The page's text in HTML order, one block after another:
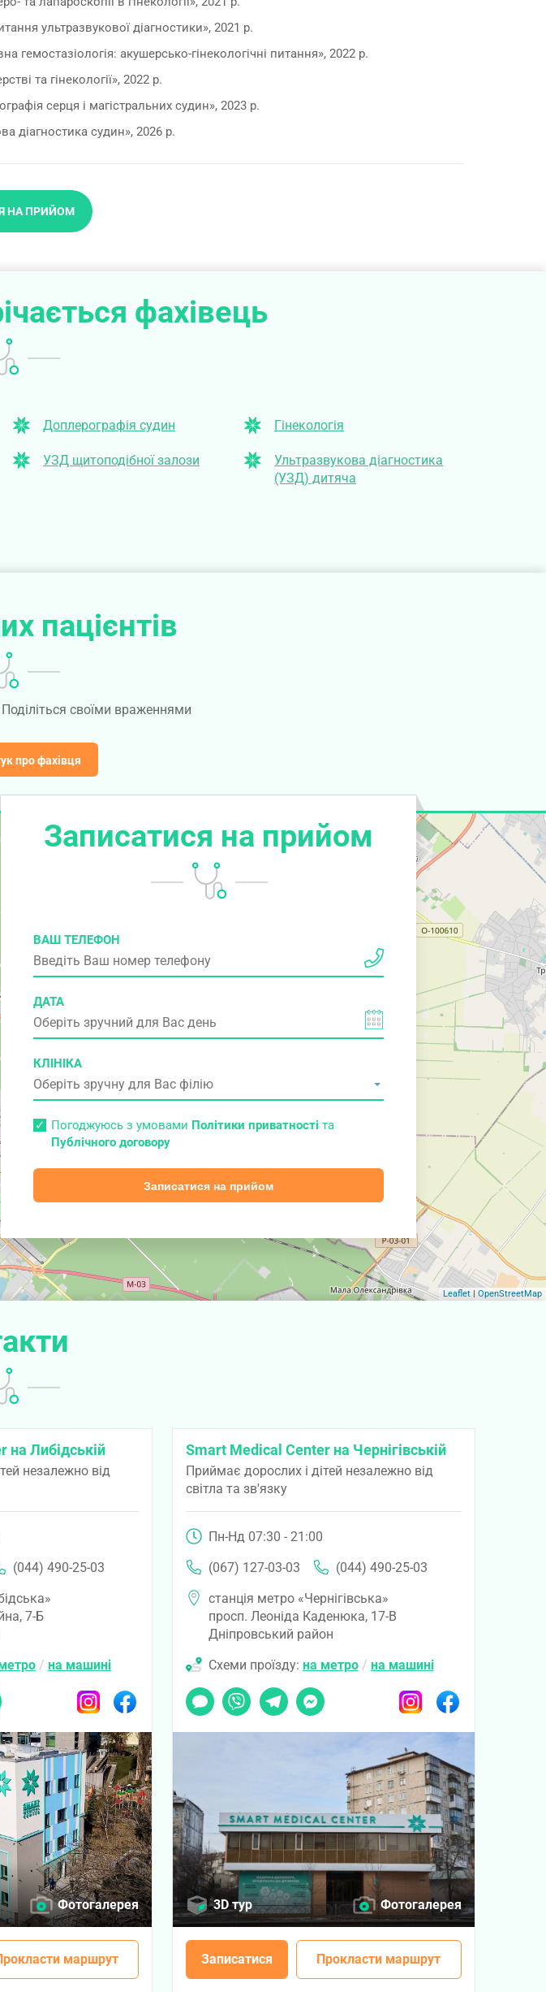
ультразвукової діагностики», 2021 р.
гемостазіологія: акушерсько-гінекологічні питання», 2022 р.
та гінекології», 2022 р.
серця і магістральних судин», 2023 р.
діагностика судин», 2026 р.
НА ПРИЙОМ
фахівець
Доплерографія судин Гінекологія
УЗД щитоподібної залози
Ультразвукова діагностика
(УЗД) дитяча
пацієнтів
своїми враженнями
про фахівця
Записатися на прийом
ВАШ ТЕЛЕФОН
ДАТА
КЛІНІКА
Погоджуюсь з умовами Політики приватності та
Публічного договору
Записатися на прийом
Leaflet | OpenStreetMap
на Либідській
незалежно від
(044) 490-25-03
7-Б
/ на машині
InstagramFacebook
Фотогалерея
маршрут
Smart Medical Center на Чернігівській
Приймає дорослих і дітей незалежно від
світла та зв'язку
Пн-Нд 07:30 - 21:00
(067) 127-03-03
(044) 490-25-03
станція метро «Чернігівська»
просп. Леоніда Каденюка, 17-В
Дніпровський район
Схеми проїзду: на метро/ на машині
Чат Viber TelegramMessenger InstagramFacebook
3D тур Фотогалерея
Записатися Прокласти маршрут